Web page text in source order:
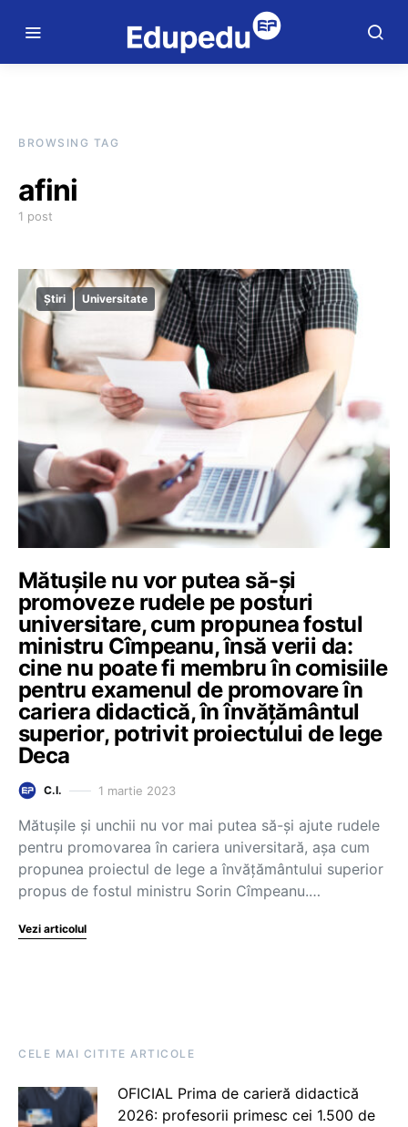
BROWSING TAG
afini
1 post
Știri Universitate
Mătușile nu vor putea să-și
promoveze rudele pe posturi
universitare, cum propunea fostul
ministru Cîmpeanu, însă verii da:
cine nu poate fi membru în comisiile
pentru examenul de promovare în
cariera didactică, în învățământul
superior, potrivit proiectului de lege
Deca
C.I. 1 martie 2023
Mătușile și unchii nu vor mai putea să-și ajute rudele
pentru promovarea în cariera universitară, așa cum
propunea proiectul de lege a învățământului superior
propus de fostul ministru Sorin Cîmpeanu.…
Vezi articolul
CELE MAI CITITE ARTICOLE
OFICIAL Prima de carieră didactică
2026: profesorii primesc cei 1.500 de